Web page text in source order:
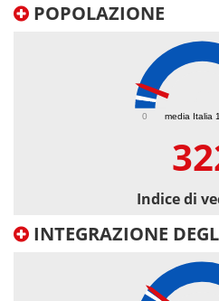
POPOLAZIONE
media Italia
0
Indice di
INTEGRAZIONE